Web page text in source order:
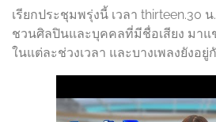
เรียกประชุมพรุ่งนี้ เวลา thirteen.30
ชวนศิลปินและบุคคลที่มีชื่อเสียง มาแ
ในแต่ละช่วงเวลา และบางเพลงยังอยู่